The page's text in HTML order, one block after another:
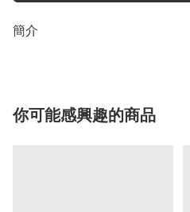
簡介
你可能感興趣的商品